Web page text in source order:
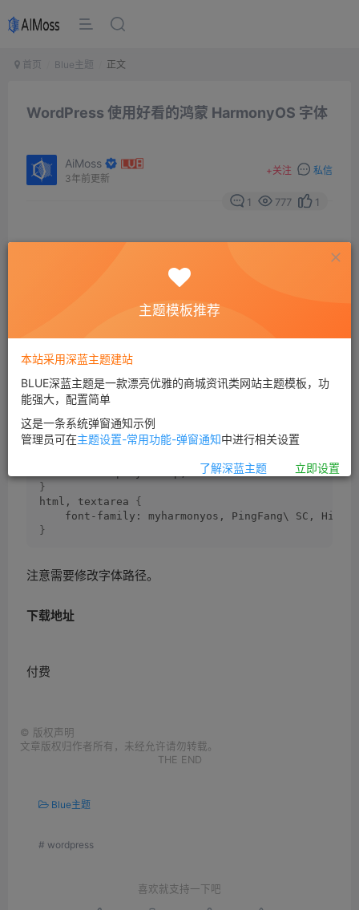
首页 Blue主题 正文
WordPress 使用好看的鸿蒙 HarmonyOS 字体
AiMoss
3年前更新
+关注 私信
1 777 1
Corepress 主题自带的鸿蒙字体确实有点大，阿蛮君看了
后来在其他地方找到一款 1M 以下的鸿蒙字体，下载后然
后将字体上传到博客的指定目录，再加入以下 css 代码即
可。
@font-face {
    font-family:
"myharmonyos";
}
html, textarea {
font-family: myharmonyos, PingFang\ SC,
}
注意需要修改字体路径。
下载地址
付费
© 版权声明
文章版权归作者所有，未经允许请勿转载。
THE END
Blue主题
# wordpress
喜欢就支持一下吧
主题模板推荐
本站采用深蓝主题建站
BLUE深蓝主题是一款漂亮优雅的商城资讯类网站主题模板，功
能强大，配置简单
这是一条系统弹窗通知示例
管理员可在主题设置-常用功能-弹窗通知中进行相关设置
了解深蓝主题 立即设置